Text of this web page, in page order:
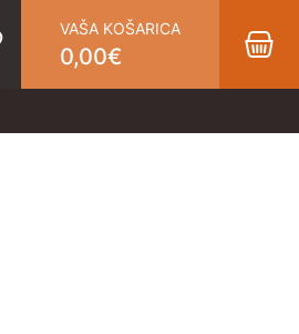
VAŠA KOŠARICA
0,00€